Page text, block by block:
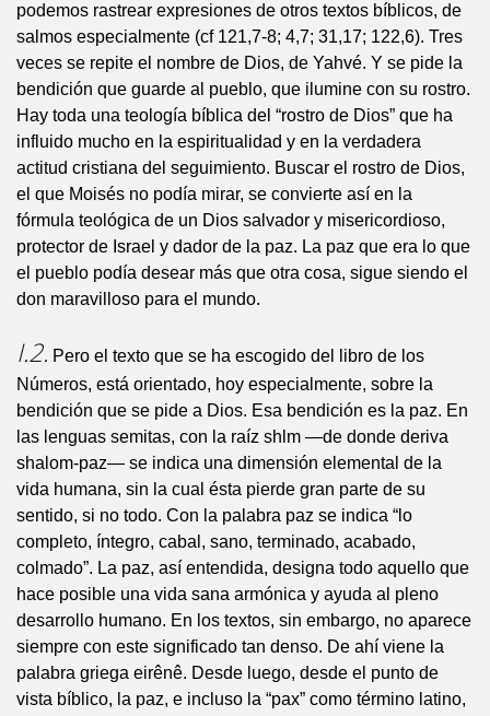
podemos rastrear expresiones de otros textos bíblicos, de
salmos especialmente (cf 121,7-8; 4,7; 31,17; 122,6). Tres
veces se repite el nombre de Dios, de Yahvé. Y se pide la
bendición que guarde al pueblo, que ilumine con su rostro.
Hay toda una teología bíblica del “rostro de Dios” que ha
influido mucho en la espiritualidad y en la verdadera
actitud cristiana del seguimiento. Buscar el rostro de Dios,
el que Moisés no podía mirar, se convierte así en la
fórmula teológica de un Dios salvador y misericordioso,
protector de Israel y dador de la paz. La paz que era lo que
el pueblo podía desear más que otra cosa, sigue siendo el
don maravilloso para el mundo.
I.2. Pero el texto que se ha escogido del libro de los
Números, está orientado, hoy especialmente, sobre la
bendición que se pide a Dios. Esa bendición es la paz. En
las lenguas semitas, con la raíz shlm —de donde deriva
shalom-paz— se indica una dimensión elemental de la
vida humana, sin la cual ésta pierde gran parte de su
sentido, si no todo. Con la palabra paz se indica “lo
completo, íntegro, cabal, sano, terminado, acabado,
colmado”. La paz, así entendida, designa todo aquello que
hace posible una vida sana armónica y ayuda al pleno
desarrollo humano. En los textos, sin embargo, no aparece
siempre con este significado tan denso. De ahí viene la
palabra griega eirênê. Desde luego, desde el punto de
vista bíblico, la paz, e incluso la “pax” como término latino,